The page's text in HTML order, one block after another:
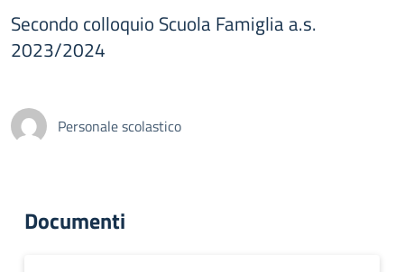
Secondo colloquio Scuola Famiglia a.s.
2023/2024
Personale scolastico
Documenti